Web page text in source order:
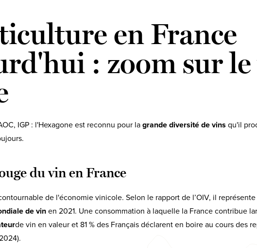
en France
: zoom sur
IGP : l'Hexagone est reconnu pour la grande diversité de vins qu'il
du vin en France
de l'économie vinicole. Selon le rapport de l’OIV, il représente
de vin en 2021. Une consommation à laquelle la France contribue
de vin en valeur et 81 % des Français déclarent en boire au cours des